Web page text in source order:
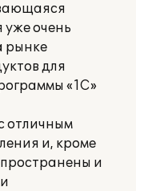
уже очень
рынке
для
«1С»
отличным
и, кроме
и